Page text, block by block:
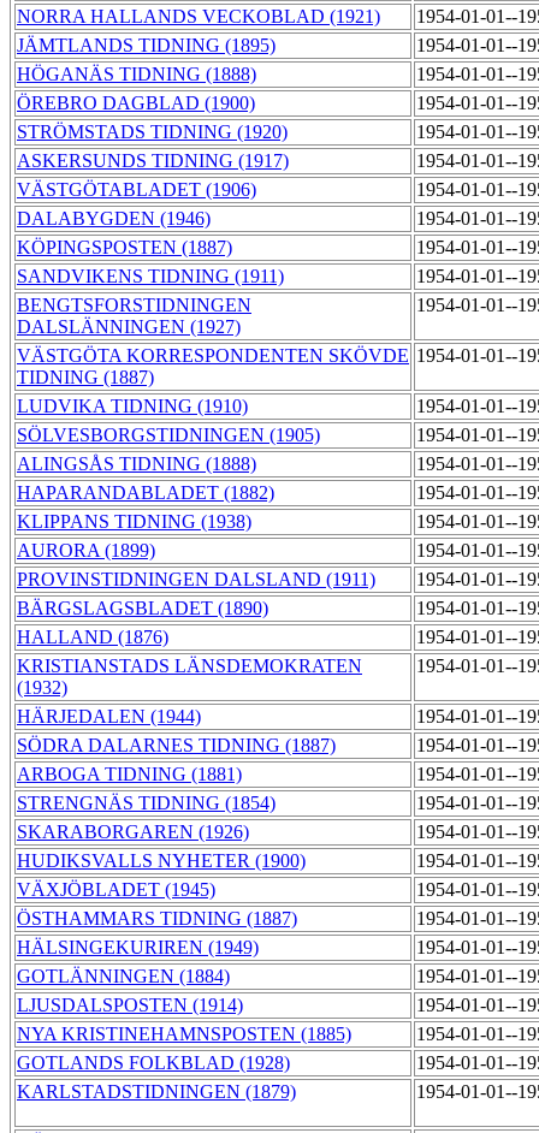
NORRA HALLANDS VECKOBLAD (1921)
1954-01-01--
JÄMTLANDS TIDNING (1895)
1954-01-01--
HÖGANÄS TIDNING (1888)
1954-01-01--
ÖREBRO DAGBLAD (1900)
1954-01-01--
STRÖMSTADS TIDNING (1920)
1954-01-01--
ASKERSUNDS TIDNING (1917)
1954-01-01--
VÄSTGÖTABLADET (1906)
1954-01-01--
DALABYGDEN (1946)
1954-01-01--
KÖPINGSPOSTEN (1887)
1954-01-01--
SANDVIKENS TIDNING (1911)
1954-01-01--
BENGTSFORSTIDNINGEN
DALSLÄNNINGEN (1927)
1954-01-01--
VÄSTGÖTA KORRESPONDENTEN SKÖVDE
TIDNING (1887)
1954-01-01--
LUDVIKA TIDNING (1910)
1954-01-01--
SÖLVESBORGSTIDNINGEN (1905)
1954-01-01--
ALINGSÅS TIDNING (1888)
1954-01-01--
HAPARANDABLADET (1882)
1954-01-01--
KLIPPANS TIDNING (1938)
1954-01-01--
AURORA (1899)
1954-01-01--
PROVINSTIDNINGEN DALSLAND (1911)
1954-01-01--
BÄRGSLAGSBLADET (1890)
1954-01-01--
HALLAND (1876)
1954-01-01--
KRISTIANSTADS LÄNSDEMOKRATEN
(1932)
1954-01-01--
HÄRJEDALEN (1944)
1954-01-01--
SÖDRA DALARNES TIDNING (1887)
1954-01-01--
ARBOGA TIDNING (1881)
1954-01-01--
STRENGNÄS TIDNING (1854)
1954-01-01--
SKARABORGAREN (1926)
1954-01-01--
HUDIKSVALLS NYHETER (1900)
1954-01-01--
VÄXJÖBLADET (1945)
1954-01-01--
ÖSTHAMMARS TIDNING (1887)
1954-01-01--
HÄLSINGEKURIREN (1949)
1954-01-01--
GOTLÄNNINGEN (1884)
1954-01-01--
LJUSDALSPOSTEN (1914)
1954-01-01--
NYA KRISTINEHAMNSPOSTEN (1885)
1954-01-01--
GOTLANDS FOLKBLAD (1928)
1954-01-01--
KARLSTADSTIDNINGEN (1879)
1954-01-01--